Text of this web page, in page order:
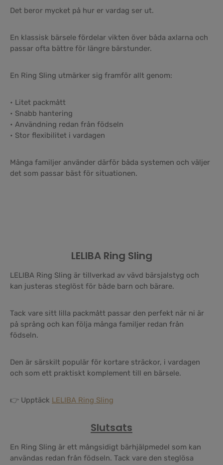
Det beror mycket på hur er vardag ser ut.
En klassisk bärsele fördelar vikten över båda axlarna och
passar ofta bättre för längre bärstunder.
En Ring Sling utmärker sig framför allt genom:
• Litet packmått
• Snabb hantering
• Användning redan från födseln
• Stor flexibilitet i vardagen
Många familjer använder därför båda systemen och väljer
det som passar bäst för situationen.
LELIBA Ring Sling
LELIBA Ring Sling är tillverkad av vävd bärsjalstyg och
kan justeras steglöst för både barn och bärare.
Tack vare sitt lilla packmått passar den perfekt när ni är
på språng och kan följa många familjer redan från
födseln.
Den är särskilt populär för kortare sträckor, i vardagen
och som ett praktiskt komplement till en bärsele.
👉 Upptäck LELIBA Ring Sling
Slutsats
En Ring Sling är ett mångsidigt bärhjälpmedel som kan
användas redan från födseln. Tack vare den steglösa